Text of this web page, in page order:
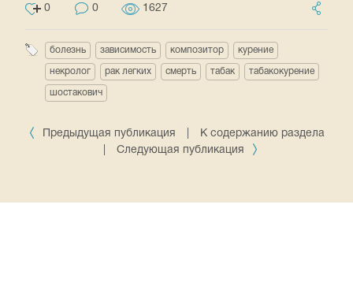
0 0 1627
болезнь зависимость композитор курение
некролог рак легких смерть табак табакокурение
шостакович
Предыдущая публикация
К содержанию раздела
Следующая публикация